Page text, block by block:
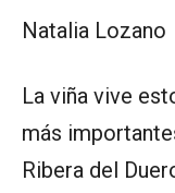
Natalia Lozano
La viña vive
más
Ribera del